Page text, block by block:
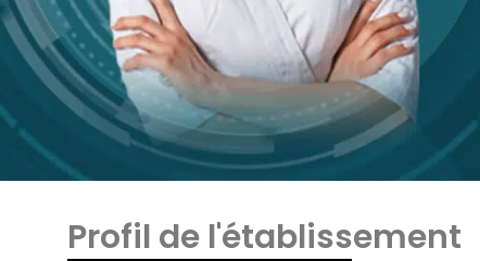
Profil de l'établissement